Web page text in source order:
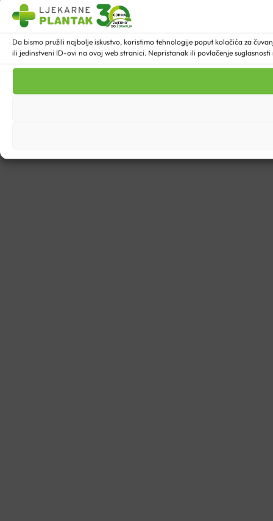
Da bismo pružili najbolje iskustvo, koristimo tehnologije poput kolačića za
ili jedinstveni ID-ovi na ovoj web stranici. Nepristanak ili povlačenje